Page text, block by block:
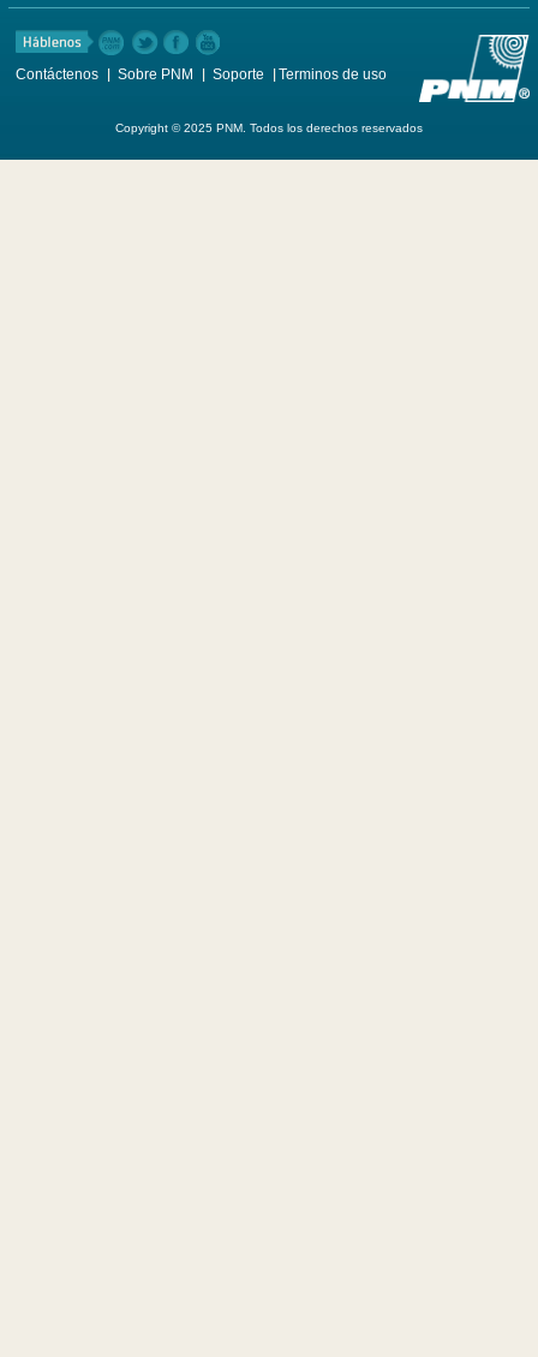
Contáctenos Sobre PNM Soporte Terminos de uso
Copyright © 2025 PNM. Todos los derechos reservados